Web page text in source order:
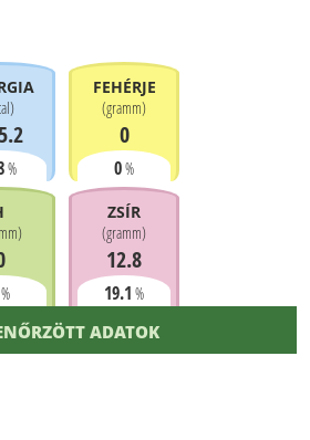
)
%
FEHÉRJE
(gramm)
0
0%
)
%
ZSÍR
(gramm)
12.8
19.1 %
ADATOK